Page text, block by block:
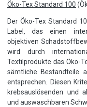
Öko-Tex Standard 100
Der Öko-Tex Standard
Label, das einen
objektiven
wird durch
Textilprodukte das Öko-
sämtliche Bestandteile
entsprechen. Diesen
krebsauslösenden und
und auswaschbaren